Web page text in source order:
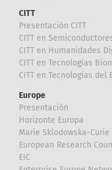
CITT
Presentación CITT
CITT en
CITT en Humanidades
CITT en Tecnologías
CITT en Tecnologías del
Europe
Presentación
Horizonte Europa
Marie Sklodowska-Curie
European Research
EIC